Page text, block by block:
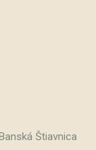
Štiavnica